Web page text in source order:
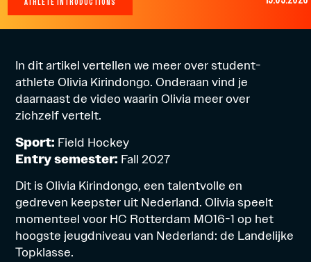
In dit artikel vertellen we meer over student-
athlete Olivia Kirindongo. Onderaan vind je
daarnaast de video waarin Olivia meer over
zichzelf vertelt.
Sport: Field Hockey
Entry semester: Fall 2027
Dit is Olivia Kirindongo, een talentvolle en
gedreven keepster uit Nederland. Olivia speelt
momenteel voor HC Rotterdam MO16-1 op het
hoogste jeugdniveau van Nederland: de Landelijke
Topklasse.